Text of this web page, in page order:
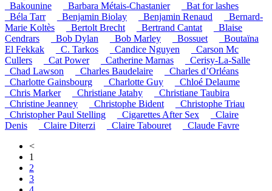
_Bakounine
_Barbara Métais-Chastanier
_Bat for lashes
_Béla Tarr
_Benjamin Biolay _Benjamin Renaud
_Bernard-
Marie Koltès
_Bertolt Brecht _Bertrand Cantat
_Blaise
Cendrars
_Bob Dylan _Bob Marley _Bossuet
_Boutaïna
El Fekkak
_C. Tarkos _Candice Nguyen
_Carson Mc
Cullers
_Cat Power _Catherine Marnas
_Cerisy-La-Salle
_Chad Lawson
_Charles Baudelaire
_Charles d’Orléans
_Charlotte Gainsbourg
_Charlotte Guy
_Chloé Delaume
_Chris Marker
_Christiane Jatahy
_Christiane Taubira
_Christine Jeanney
_Christophe Bident
_Christophe Triau
_Christopher Paul Stelling
_Cigarettes After Sex
_Claire
Denis
_Claire Diterzi _Claire Tabouret
_Claude Favre
<
1
2
3